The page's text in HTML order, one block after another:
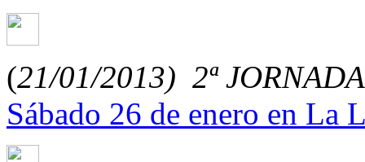
(21/01/2013) 2ª
Sábado 26 de enero en La